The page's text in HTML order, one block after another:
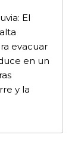
El
evacuar
en un
y la